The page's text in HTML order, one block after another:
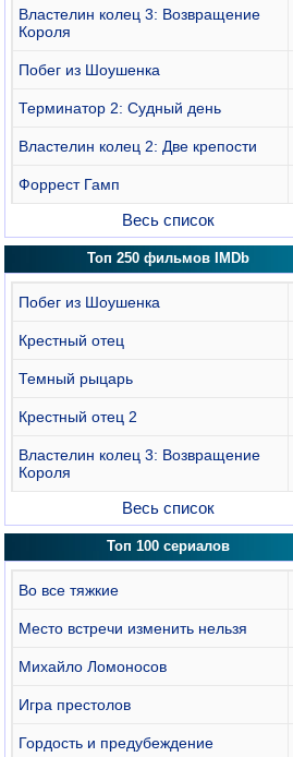
Властелин колец 3: Возвращение
Короля
Побег из Шоушенка
Терминатор 2: Судный день
Властелин колец 2: Две крепости
Форрест Гамп
Весь список
Топ 250 фильмов IMDb
Побег из Шоушенка
Крестный отец
Темный рыцарь
Крестный отец 2
Властелин колец 3: Возвращение
Короля
Весь список
Топ 100 сериалов
Во все тяжкие
Место встречи изменить нельзя
Михайло Ломоносов
Игра престолов
Гордость и предубеждение